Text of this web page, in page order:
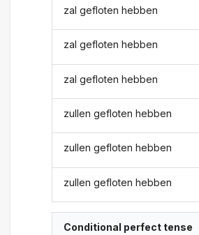
zal gefloten hebben
zal gefloten hebben
zal gefloten hebben
zullen gefloten hebben
zullen gefloten hebben
zullen gefloten hebben
Conditional perfect tense